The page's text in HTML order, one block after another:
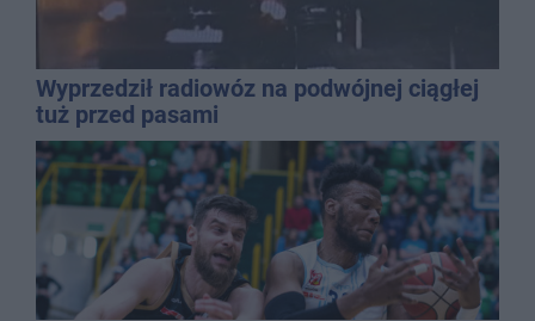
Wyprzedził radiowóz na podwójnej ciągłej
tuż przed pasami